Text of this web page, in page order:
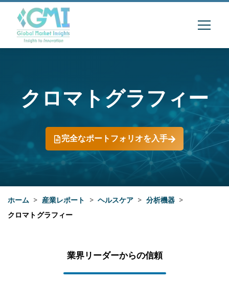
クロマトグラフィー
完全なポートフォリオを入手
ホーム > 産業レポート > ヘルスケア > 分析機器 >
クロマトグラフィー
業界リーダーからの信頼